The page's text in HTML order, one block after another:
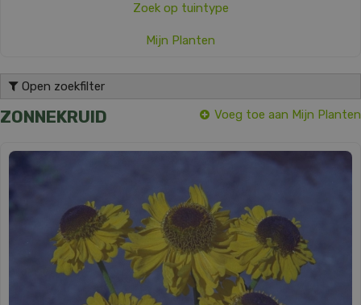
Zoek op tuintype
Mijn Planten
Open zoekfilter
ZONNEKRUID Voeg toe aan Mijn Planten